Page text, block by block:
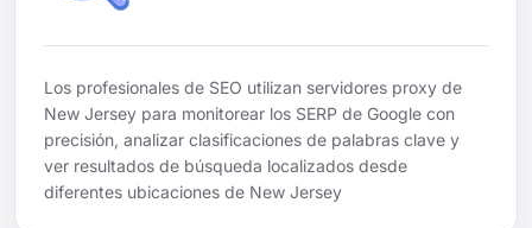
Los profesionales de SEO utilizan servidores proxy de
New Jersey para monitorear los SERP de Google con
precisión, analizar clasificaciones de palabras clave y
ver resultados de búsqueda localizados desde
diferentes ubicaciones de New Jersey